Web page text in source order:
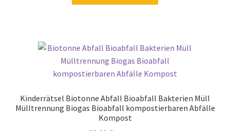
Über Rätselkind
Versandarten
Kinderrätsel Biotonne Abfall Bioabfall Bakterien Müll
Mülltrennung Biogas Bioabfall kompostierbaren Abfälle
Kompost